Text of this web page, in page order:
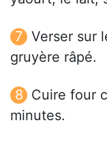
Verser sur
gruyère râpé.
Cuire four
minutes.